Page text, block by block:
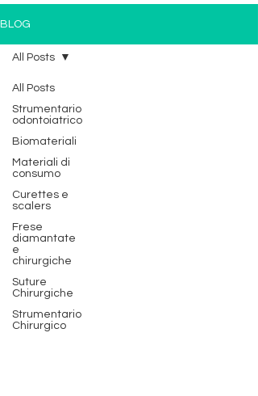
BLOG
All Posts
Strumentario
odontoiatrico
Biomateriali
Materiali di
consumo
Curettes e
scalers
Frese
diamantate
e
chirurgiche
Suture
Chirurgiche
Strumentario
Chirurgico
All Posts